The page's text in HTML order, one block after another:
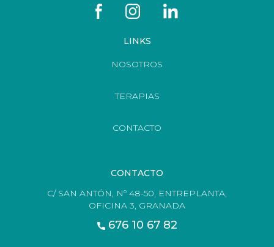
LINKS
NOSOTROS
TERAPIAS
CONTACTO
CONTACTO
C/ SAN ANTÓN, Nº 48-50, ENTREPLANTA,
OFICINA 3, GRANADA
676 10 67 82